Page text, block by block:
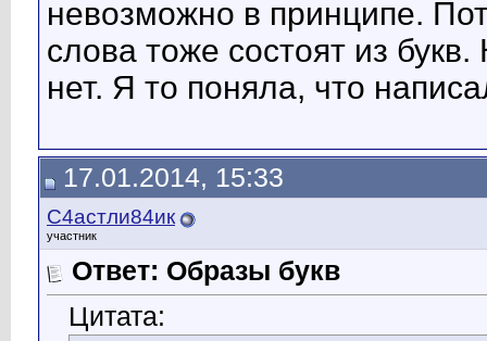
невозможно в принципе.
слова тоже состоят из
нет. Я то поняла, что
17.01.2014, 15:33
С4астли84ик
участник
Ответ: Образы букв
Цитата: